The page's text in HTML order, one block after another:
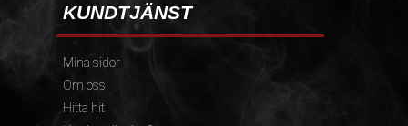
KUNDTJÄNST
Mina sidor
Om oss
Hitta hit